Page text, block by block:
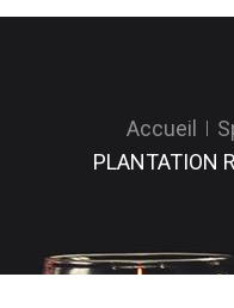
Accueil
PLANTATION